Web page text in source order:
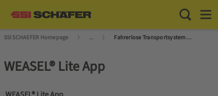
Toggle
SSI SCHAEFER Homepage ... Fahrerlose Transportsysteme (FTS) und Autonome Mobile Roboter (AMR)
WEASEL® Lite App